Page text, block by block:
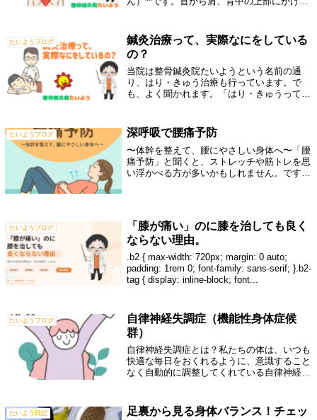
ても特徴的な筋肉です。僧帽筋は、思って...
たいようブログ
鍼灸治療って、実際なにをしている
の？
当院は整骨鍼灸院たいようという名前の通
り、はり・きゅう治療も行っています。で
も、よく聞かれます。「はり・きゅうって、
る先生は「経穴（ツボ）を刺激し、気血の流
れを...
たいようブログ 深呼吸で腰痛予防
〜体幹を整えて、腰にやさしい身体へ〜「腰
痛予防」と聞くと、ストレッチや筋トレを思
い浮かべる方が多いかもしれません。です
ま...
たいようブログ
「膝が痛い」のに膝を治しても良く
ならない理由。
.b2 { max-width: 720px; margin: 0 auto;
padding: 1rem 0; font-family: sans-serif; }.b2-
tag { display: inline-block; font...
たいようブログ
自律神経失調症（機能性身体症候
群）
自律神経失調症とは？私たちの体は、いつも
快適な毎日をおくれるように、意識すること
なく自動的に調整してくれている自律神経と
く、また内臓等に病変がないにもかかわら
ず、...
たいよう日記
足裏から見る身体バランス！チェッ